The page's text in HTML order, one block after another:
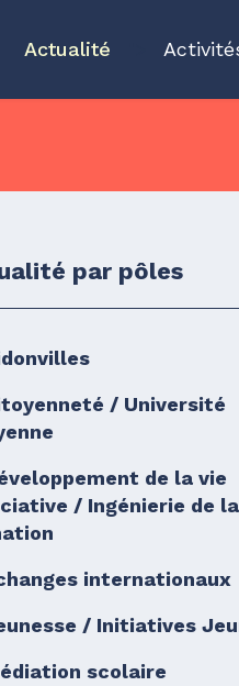
Actualité
par pôles
/ Université
de la vie
/ Ingénierie de la
internationaux
/ Initiatives
scolaire